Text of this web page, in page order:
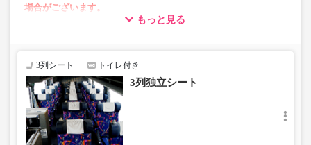
場合がございます。
す。
・3列シートでゆったり快適なバス旅を。
・座席にUSB設備あり。※車両により異なります。
・座席にコンセント設備あり。※車両により異なります。
・車内は常時換気し、清掃・除菌を徹底。
もっと見る
3列シート トイレ付き
3列独立シート